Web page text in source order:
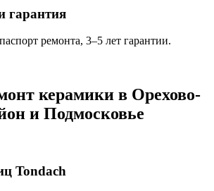
гарантия
ремонта, 3–5 лет гарантии.
керамики в Орехово-
и Подмосковье
Tondach